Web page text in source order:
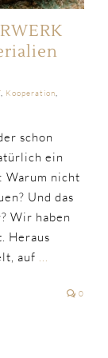
, Kooperation,
schon
ein
Warum nicht
Und das
Wir haben
Heraus
auf ...
0